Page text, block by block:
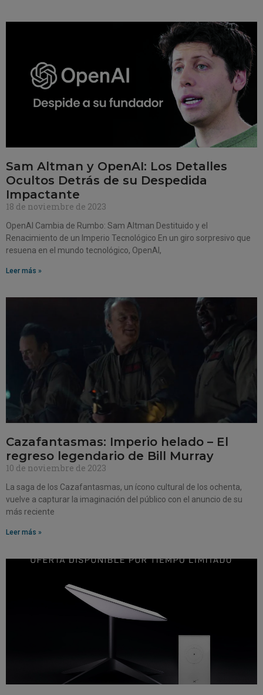
Sam Altman y OpenAI: Los Detalles
Ocultos Detrás de su Despedida
Impactante
18 de noviembre de 2023
OpenAI Cambia de Rumbo: Sam Altman Destituido y el
Renacimiento de un Imperio Tecnológico En un giro sorpresivo que
resuena en el mundo tecnológico, OpenAI,
Leer más »
Cazafantasmas: Imperio helado – El
regreso legendario de Bill Murray
10 de noviembre de 2023
La saga de los Cazafantasmas, un ícono cultural de los ochenta,
vuelve a capturar la imaginación del público con el anuncio de su
más reciente
Leer más »